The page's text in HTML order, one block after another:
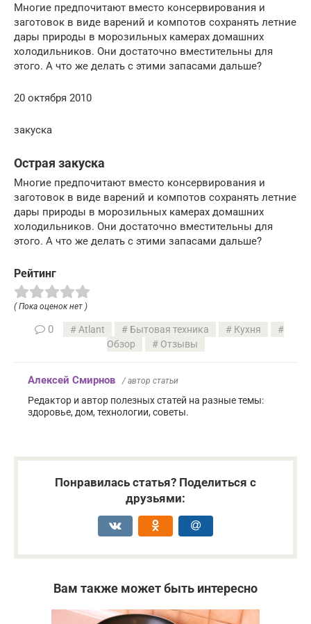
Многие предпочитают вместо консервирования и
заготовок в виде варений и компотов сохранять летние
дары природы в морозильных камерах домашних
холодильников. Они достаточно вместительны для
этого. А что же делать с этими запасами дальше?
20 октября 2010
закуска
Острая закуска
Многие предпочитают вместо консервирования и
заготовок в виде варений и компотов сохранять летние
дары природы в морозильных камерах домашних
холодильников. Они достаточно вместительны для
этого. А что же делать с этими запасами дальше?
Рейтинг
( Пока оценок нет )
0 Atlant Бытовая техника
Кухня
Обзор
Отзывы
Алексей Смирнов / автор статьи
Редактор и автор полезных статей на разные темы:
здоровье, дом, технологии, советы.
Понравилась статья? Поделиться с
друзьями:
Вам также может быть интересно